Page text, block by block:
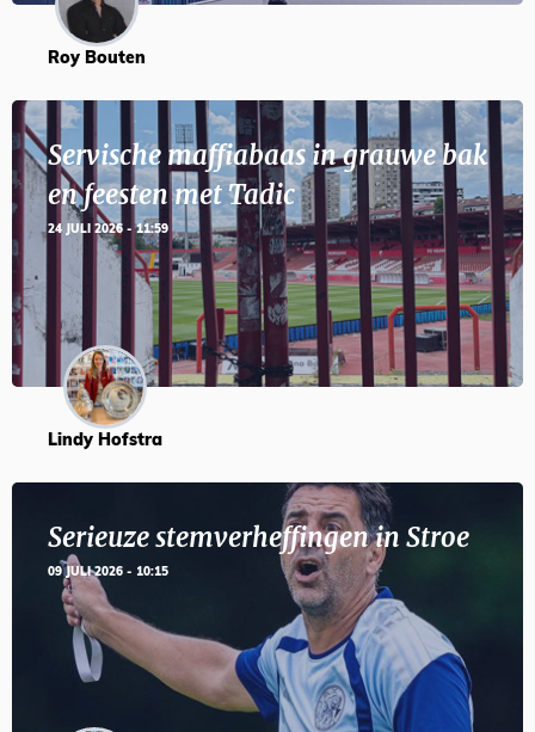
Roy Bouten
Servische maffiabaas in grauwe bak
en feesten met Tadic
24 JULI 2026 - 11:59
Lindy Hofstra
Serieuze stemverheffingen in Stroe
09 JULI 2026 - 10:15